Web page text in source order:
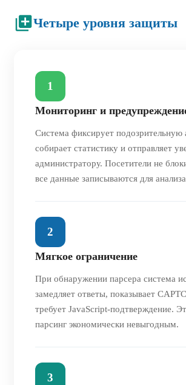
Четыре уровня защиты
1
Мониторинг и
Система фиксирует подозрительную
собирает статистику и отправляет
администратору. Посетители не
все данные записываются для
2
Мягкое ограничение
При обнаружении парсера система
замедляет ответы, показывает
требует JavaScript-подтверждение.
парсинг экономически невыгодным.
3